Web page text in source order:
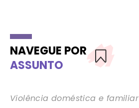
NAVEGUE POR
ASSUNTO
Violência doméstica e familiar